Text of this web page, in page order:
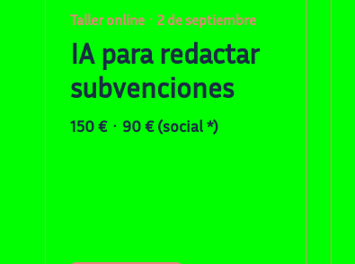
Taller online · 2 de septiembre
IA para redactar
subvenciones
150 € · 90 € (social *)